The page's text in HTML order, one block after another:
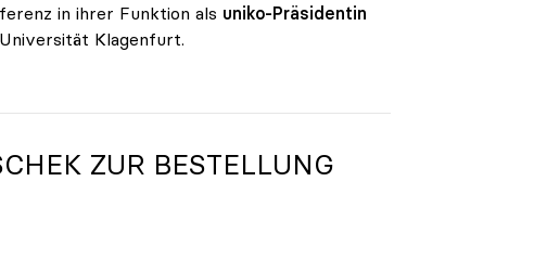
in ihrer Funktion als uniko-Präsidentin
Klagenfurt.
ZUR BESTELLUNG